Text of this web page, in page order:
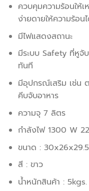
ควบคุมความร้อนให้
ง่ายดายให้ความร้อน
มีไฟแสดงสถานะ
มีระบบ Safety ที่หูจั
ทันที
มีอุปกรณ์เสริม เช่น
คีบจับอาหาร
ความจุ 7 ลิตร
กำลังไฟ 1300 W
ขนาด :
สี : ขาว
น้ำหนักสินค้า : 5kgs.